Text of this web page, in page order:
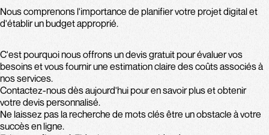
Nous comprenons l'importance de planifier votre projet digital et
d'établir un budget approprié.
C'est pourquoi nous offrons un devis gratuit pour évaluer vos
besoins et vous fournir une estimation claire des coûts associés à
nos services.
Contactez-nous dès aujourd'hui pour en savoir plus et obtenir
votre devis personnalisé.
Ne laissez pas la recherche de mots clés être un obstacle à votre
succès en ligne.